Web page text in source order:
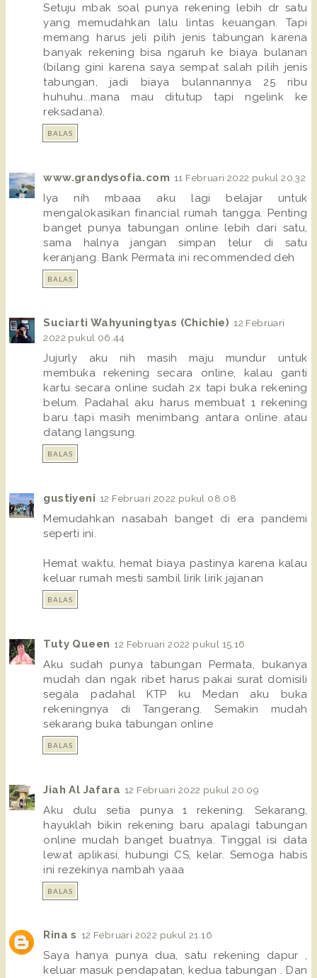
Setuju mbak soal punya rekening lebih dr satu
yang memudahkan lalu lintas keuangan. Tapi
memang harus jeli pilih jenis tabungan karena
banyak rekening bisa ngaruh ke biaya bulanan
(bilang gini karena saya sempat salah pilih jenis
tabungan, jadi biaya bulannannya 25 ribu
huhuhu...mana mau ditutup tapi ngelink ke
reksadana).
BALAS
www.grandysofia.com 11 Februari 2022 pukul 20.32
Iya nih mbaaa aku lagi belajar untuk
mengalokasikan financial rumah tangga. Penting
banget punya tabungan online lebih dari satu,
sama halnya jangan simpan telur di satu
keranjang. Bank Permata ini recommended deh
BALAS
Suciarti Wahyuningtyas (Chichie) 12 Februari
2022 pukul 06.44
Jujurly aku nih masih maju mundur untuk
membuka rekening secara online, kalau ganti
kartu secara online sudah 2x tapi buka rekening
belum. Padahal aku harus membuat 1 rekening
baru tapi masih menimbang antara online atau
datang langsung.
BALAS
gustiyeni 12 Februari 2022 pukul 08.08
Memudahkan nasabah banget di era pandemi
seperti ini.
Hemat waktu, hemat biaya pastinya karena kalau
keluar rumah mesti sambil lirik lirik jajanan
BALAS
Tuty Queen 12 Februari 2022 pukul 15.16
Aku sudah punya tabungan Permata, bukanya
mudah dan ngak ribet harus pakai surat domisili
segala padahal KTP ku Medan aku buka
rekeningnya di Tangerang. Semakin mudah
sekarang buka tabungan online
BALAS
Jiah Al Jafara 12 Februari 2022 pukul 20.09
Aku dulu setia punya 1 rekening. Sekarang,
hayuklah bikin rekening baru apalagi tabungan
online mudah banget buatnya. Tinggal isi data
lewat aplikasi, hubungi CS, kelar. Semoga habis
ini rezekinya nambah yaaa
BALAS
Rina s 12 Februari 2022 pukul 21.16
Saya hanya punya dua, satu rekening dapur ,
keluar masuk pendapatan, kedua tabungan . Dan